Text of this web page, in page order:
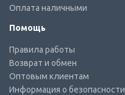
Оплата наличными
Помощь
Правила работы
Возврат и обмен
Оптовым клиентам
Информация о безопасности